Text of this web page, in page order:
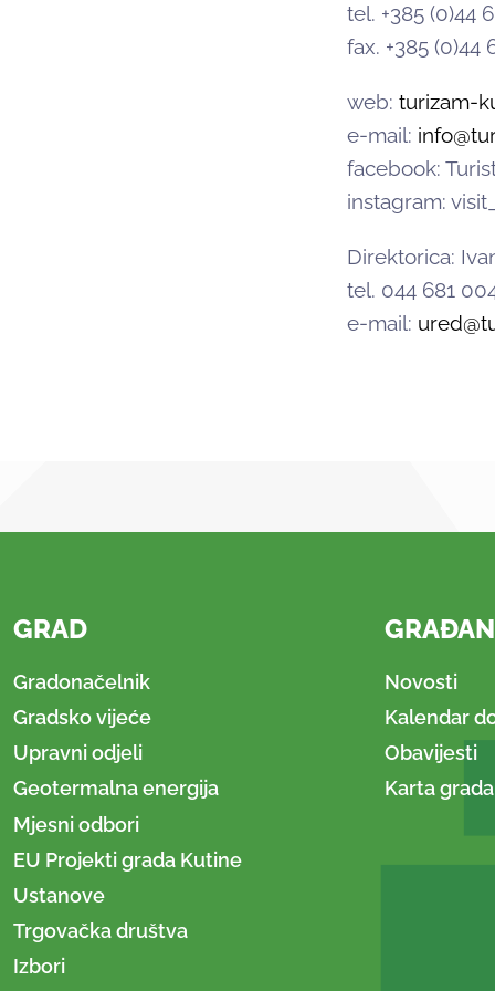
tel. +385 (0)44
fax. +385 (0)44
web: turizam-
e-mail:
facebook:
instagram:
Direktorica:
tel. 044 681
e-mail:
GRAD
Gradonačelnik
Gradsko vijeće
Upravni odjeli
Geotermalna energija
Mjesni odbori
EU Projekti grada Kutine
Ustanove
Trgovačka društva
Izbori
Novosti
Kalendar
Obavijesti
Karta grada